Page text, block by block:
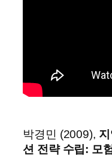
박경민 (2009),
션 전략 수립: 모